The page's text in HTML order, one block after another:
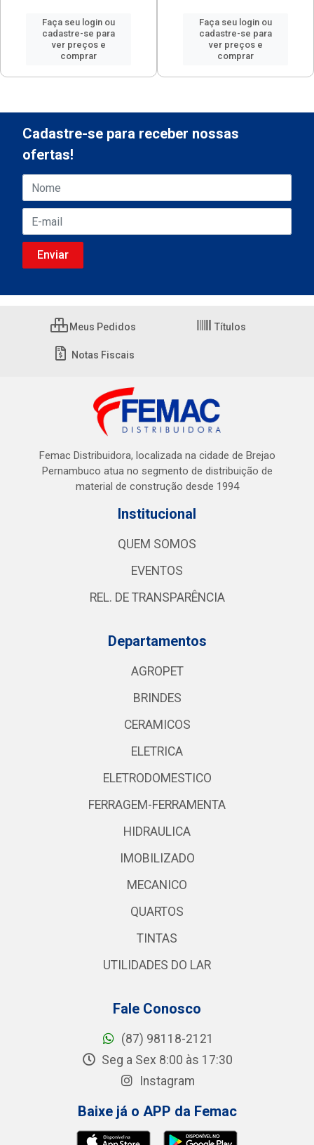
Faça seu login ou
cadastre-se para
ver preços e
comprar
Faça seu login ou
cadastre-se para
ver preços e
comprar
Cadastre-se para receber nossas
ofertas!
Meus Pedidos Títulos
Notas Fiscais
Femac Distribuidora, localizada na cidade de Brejao
Pernambuco atua no segmento de distribuição de
material de construção desde 1994
Institucional
QUEM SOMOS
EVENTOS
REL. DE TRANSPARÊNCIA
Departamentos
AGROPET
BRINDES
CERAMICOS
ELETRICA
ELETRODOMESTICO
FERRAGEM-FERRAMENTA
HIDRAULICA
IMOBILIZADO
MECANICO
QUARTOS
TINTAS
UTILIDADES DO LAR
Fale Conosco
(87) 98118-2121
Seg a Sex 8:00 às 17:30
Instagram
Baixe já o APP da Femac